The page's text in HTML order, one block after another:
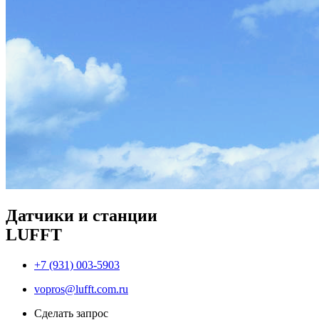
Датчики и станции
LUFFT
+7 (931) 003-5903
vopros@lufft.com.ru
Сделать запрос